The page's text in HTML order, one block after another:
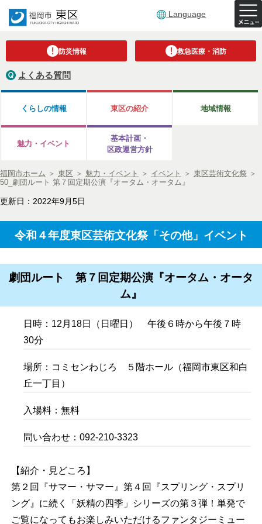
Language
防災情報 救急医療・消防
よくある質問
くらしの情報 東区の紹介 地域情報
魅力・イベント
基本計画・
区政運営方針
福岡市ホーム ＞ 東区 ＞ 魅力・イベント ＞ イベント ＞ 東区芸術文化祭 ＞
50_劇団ルート 第７回定期公演『オータム・オータム』
更新日：2022年9月5日
令和４年度東区芸術文化祭「その他」イベント
劇団ルート 第７回定期公演『オータム・オータ
ム』
日時：12月18日（日曜日） 午後６時から午後７時
30分
場所：コミセンわじろ ５階ホール（福岡市東区和白
丘一丁目）
入場料：無料
問い合わせ：092-210-3323
【紹介・見どころ】
第２回『サマー・サマー』第４回『スプリング・スプリ
ング』に続く「妖精の四季」シリーズの第３弾！単発で
ご覧になってもお楽しみいただけるファンタジーミュー